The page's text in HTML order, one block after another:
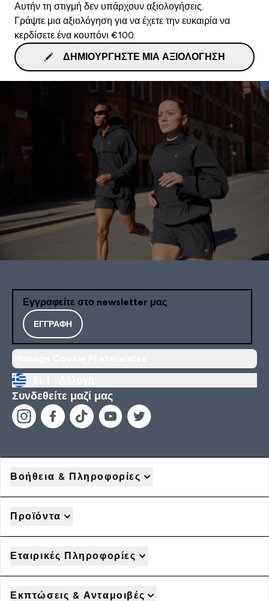
Αυτήν τη στιγμή δεν υπάρχουν αξιολογήσεις.
Γράψτε μια αξιολόγηση για να έχετε την ευκαιρία να
κερδίσετε ένα κουπόνι €100.
ΔΗΜΙΟΥΡΓΉΣΤΕ ΜΙΑ ΑΞΙΟΛΌΓΗΣΗ
Εγγραφείτε στο newsletter μας
ΕΓΓΡΑΦΉ
Συνδεθείτε μαζί μας
Βοήθεια & Πληροφορίες
Προϊόντα
Εταιρικές Πληροφορίες
Εκπτώσεις & Ανταμοιβές